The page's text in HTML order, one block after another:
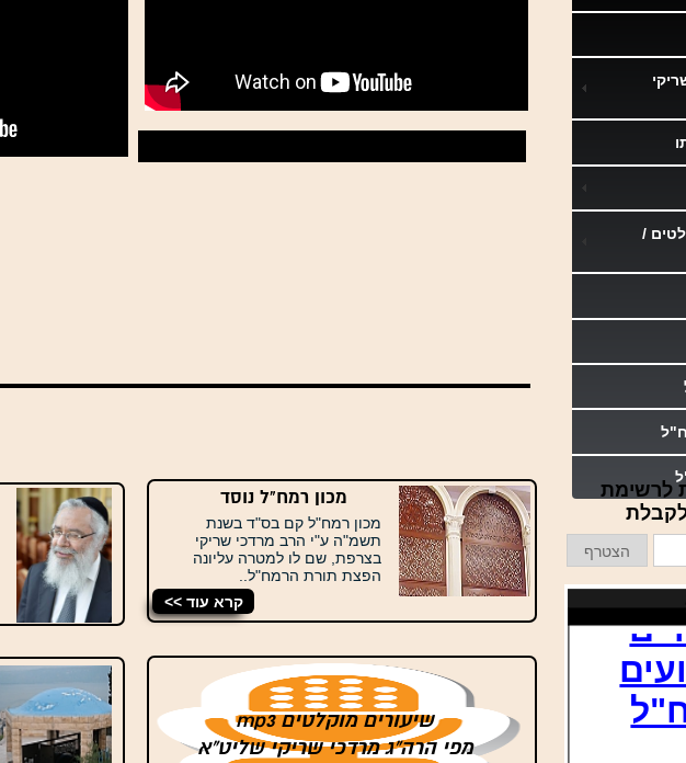
/
הצטרף
לרשימת
מכון רמח"ל נוסד
קרא עוד >>
מכון רמח"ל קם בס"ד בשנת
תשמ"ה ע"י הרב מרדכי שריקי
בצרפת, שם לו למטרה עליונה
הפצת תורת הרמח"ל..
שיעורים מוקלטים mp3
מפי הרה"ג מרדכי שריקי שליט"א